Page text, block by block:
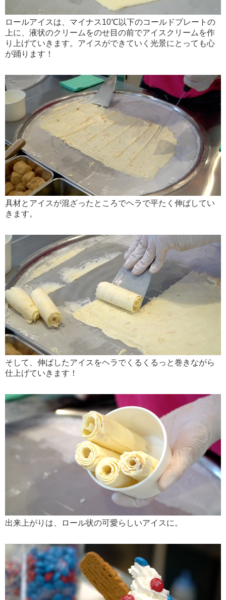
ロールアイスは、マイナス10℃以下のコールドプレートの
上に、液状のクリームをのせ目の前でアイスクリームを作
り上げていきます。アイスができていく光景にとっても心
が踊ります！
具材とアイスが混ざったところでヘラで平たく伸ばしてい
きます。
そして、伸ばしたアイスをヘラでくるくるっと巻きながら
仕上げていきます！
出来上がりは、ロール状の可愛らしいアイスに。